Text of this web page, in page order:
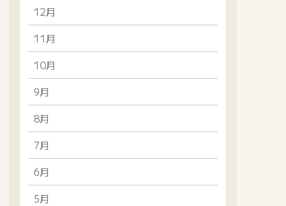
12月
11月
10月
9月
8月
7月
6月
5月